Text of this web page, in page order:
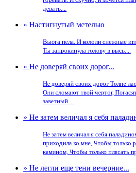
девать....
» Настигнутый метелью
Вьюга пела. И кололи снежные
Ты запрокинула голову в высь....
» Не доверяй своих дорог...
Не доверяй своих дорог Толпе
Они сломают твой чертог,
заветный....
» Не затем величал я себя
Не затем величал я себя
приходила ко мне, Чтобы только
камином, Чтобы только плясать
» Не легли еще тени вечерние...